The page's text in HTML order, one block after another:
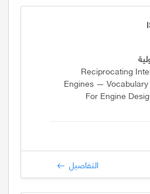
Reciprocating
Engines —
For Engine
التفاصيل